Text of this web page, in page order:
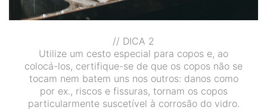
// DICA 2
Utilize um cesto especial para copos e, ao
colocá-los, certifique-se de que os copos não se
tocam nem batem uns nos outros: danos como
por ex., riscos e fissuras, tornam os copos
particularmente suscetível à corrosão do vidro.